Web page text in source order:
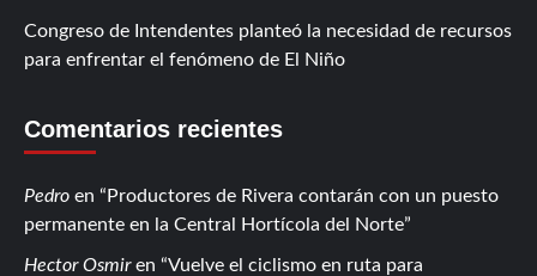
Congreso de Intendentes planteó la necesidad de recursos
para enfrentar el fenómeno de El Niño
Comentarios recientes
Pedro en
Productores de Rivera contarán con un puesto
permanente en la Central Hortícola del Norte
Hector Osmiren
Vuelve el ciclismo en ruta para